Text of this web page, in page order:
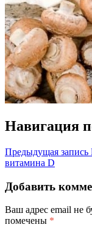
Навигация
Предыдущая запись
витамина D
Добавить
Ваш адрес email не
помечены *